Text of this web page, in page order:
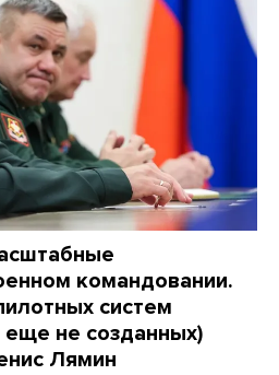
командовании.
систем
еще не созданных)
Лямин